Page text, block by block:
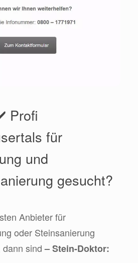
Profi
für
und
gesucht?
Anbieter für
oder Steinsanierung
dann sind– Stein-Doktor: